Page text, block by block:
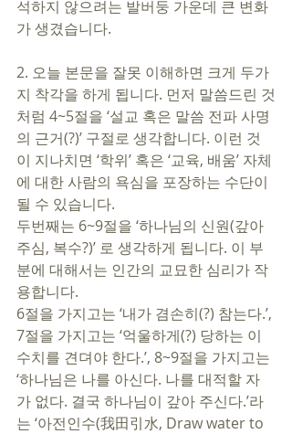
석하지 않으려는 발버둥 가운데 큰 변화
가 생겼습니다.
2. 오늘 본문을 잘못 이해하면 크게 두가
지 착각을 하게 됩니다. 먼저 말씀드린 것
처럼 4~5절을 ‘설교 혹은 말씀 전파 사명
의 근거(?)’ 구절로 생각합니다. 이런 것
이 지나치면 ‘학위’ 혹은 ‘교육, 배움’ 자체
에 대한 사람의 욕심을 포장하는 수단이
될 수 있습니다.
두번째는 6~9절을 ‘하나님의 신원(갚아
주심, 복수?)’ 로 생각하게 됩니다. 이 부
분에 대해서는 인간의 교묘한 심리가 작
용합니다.
6절을 가지고는 ‘내가 겸손히(?) 참는다.’,
7절을 가지고는 ‘억울하게(?) 당하는 이
수치를 견뎌야 한다.’, 8~9절을 가지고는
‘하나님은 나를 아신다. 나를 대적할 자
가 없다. 결국 하나님이 갚아 주신다.’라
는 ‘아전인수(我田引水, Draw water to